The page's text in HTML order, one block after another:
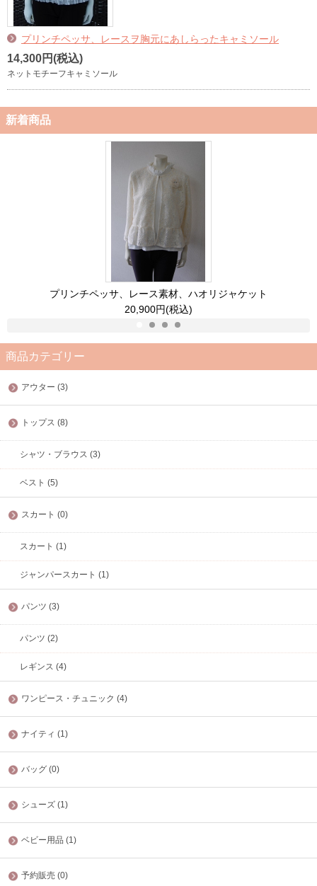
プリンチペッサ、レースヲ胸元にあしらったキャミソール
14,300円(税込)
ネットモチーフキャミソール
新着商品
プリンチペッサ、レース素材、ハオリジャケット
20,900円(税込)
商品カテゴリー
アウター (3)
トップス (8)
シャツ・ブラウス (3)
ベスト (5)
スカート (0)
スカート (1)
ジャンパースカート (1)
パンツ (3)
パンツ (2)
レギンス (4)
ワンピース・チュニック (4)
ナイティ (1)
バッグ (0)
シューズ (1)
ベビー用品 (1)
予約販売 (0)